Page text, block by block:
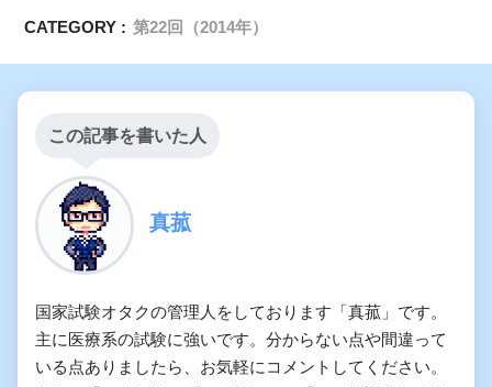
CATEGORY : 第22回（2014年）
この記事を書いた人
真菰
国家試験オタクの管理人をしております「真菰」です。
主に医療系の試験に強いです。分からない点や間違って
いる点ありましたら、お気軽にコメントしてください。